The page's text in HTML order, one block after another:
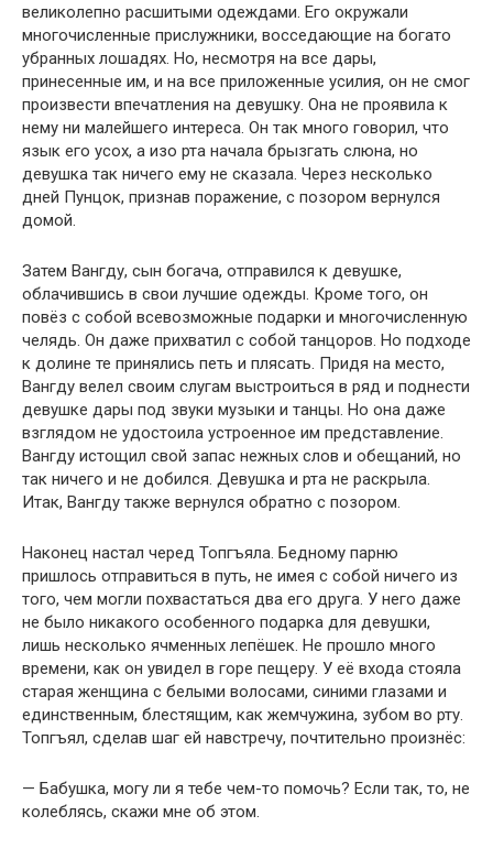
великолепно расшитыми одеждами. Его окружали
многочисленные прислужники, восседающие на богато
убранных лошадях. Но, несмотря на все дары,
принесенные им, и на все приложенные усилия, он не смог
произвести впечатления на девушку. Она не проявила к
нему ни малейшего интереса. Он так много говорил, что
язык его усох, а изо рта начала брызгать слюна, но
девушка так ничего ему не сказала. Через несколько
дней Пунцок, признав поражение, с позором вернулся
домой.
Затем Вангду, сын богача, отправился к девушке,
облачившись в свои лучшие одежды. Кроме того, он
повёз с собой всевозможные подарки и многочисленную
челядь. Он даже прихватил с собой танцоров. Но подходе
к долине те принялись петь и плясать. Придя на место,
Вангду велел своим слугам выстроиться в ряд и поднести
девушке дары под звуки музыки и танцы. Но она даже
взглядом не удостоила устроенное им представление.
Вангду истощил свой запас нежных слов и обещаний, но
так ничего и не добился. Девушка и рта не раскрыла.
Итак, Вангду также вернулся обратно с позором.
Наконец настал черед Топгъяла. Бедному парню
пришлось отправиться в путь, не имея с собой ничего из
того, чем могли похвастаться два его друга. У него даже
не было никакого особенного подарка для девушки,
лишь несколько ячменных лепёшек. Не прошло много
времени, как он увидел в горе пещеру. У её входа стояла
старая женщина с белыми волосами, синими глазами и
единственным, блестящим, как жемчужина, зубом во рту.
Топгъял, сделав шаг ей навстречу, почтительно произнёс:
— Бабушка, могу ли я тебе чем-то помочь? Если так, то, не
колеблясь, скажи мне об этом.